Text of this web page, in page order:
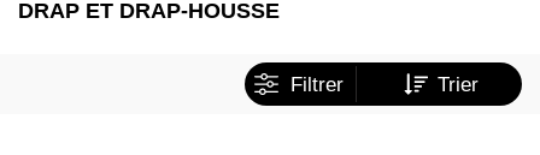
DRAP ET DRAP-HOUSSE
Filtrer Trier